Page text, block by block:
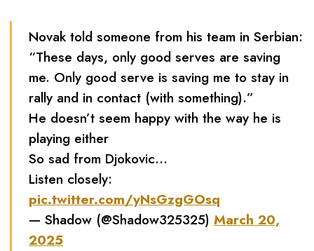
Novak told someone from his team in Serbian:
“These days, only good serves are saving
me. Only good serve is saving me to stay in
rally and in contact (with something).”
He doesn’t seem happy with the way he is
playing either
So sad from Djokovic…
Listen closely:
pic.twitter.com/yNsGzgGOsq
— Shadow (@Shadow325325) March 20,
2025